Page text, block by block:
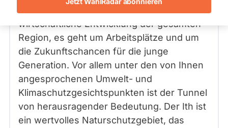
Archiv
Über uns
Spenden
aktive
wirtschaftliche Entwicklung der gesamten
Region, es geht um Arbeitsplätze und um
die Zukunftschancen für die junge
Generation. Vor allem unter den von Ihnen
angesprochenen Umwelt- und
Klimaschutzgesichtspunkten ist der Tunnel
von herausragender Bedeutung. Der Ith ist
ein wertvolles Naturschutzgebiet, das